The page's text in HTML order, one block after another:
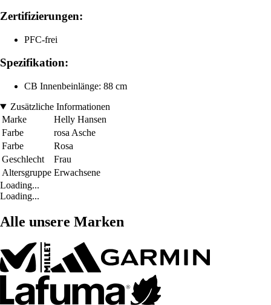
Zertifizierungen:
PFC-frei
Spezifikation:
CB Innenbeinlänge: 88 cm
Zusätzliche Informationen
Marke
Helly Hansen
Farbe
rosa Asche
Farbe
Rosa
Geschlecht
Frau
Altersgruppe Erwachsene
Loading...
Loading...
Alle unsere Marken